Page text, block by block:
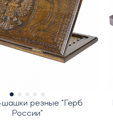
резные "Герб
России"